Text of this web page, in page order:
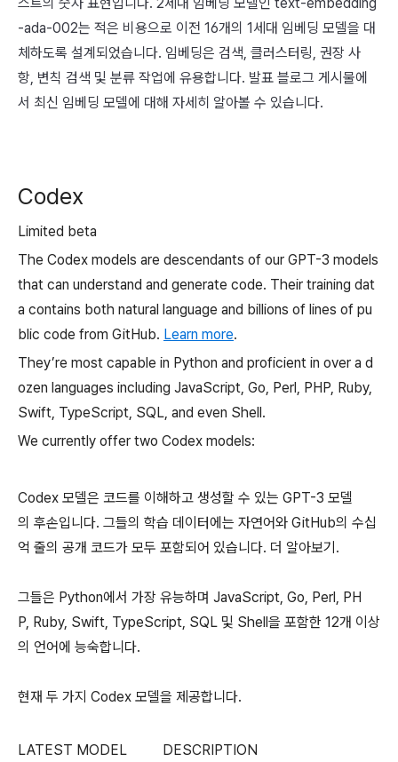
-ada-002는 적은 비용으로 이전 16개의 1세대 임베딩 모델을 대
체하도록 설계되었습니다. 임베딩은 검색, 클러스터링, 권장 사
항, 변칙 검색 및 분류 작업에 유용합니다. 발표 블로그 게시물에
서 최신 임베딩 모델에 대해 자세히 알아볼 수 있습니다.
Codex
Limited beta
The Codex models are descendants of our GPT-3 models
that can understand and generate code. Their training dat
a contains both natural language and billions of lines of pu
blic code from GitHub. Learn more.
They’re most capable in Python and proficient in over a d
ozen languages including JavaScript, Go, Perl, PHP, Ruby,
Swift, TypeScript, SQL, and even Shell.
We currently offer two Codex models:
Codex 모델은 코드를 이해하고 생성할 수 있는 GPT-3 모델
의 후손입니다. 그들의 학습 데이터에는 자연어와 GitHub의 수십
억 줄의 공개 코드가 모두 포함되어 있습니다. 더 알아보기.
그들은 Python에서 가장 유능하며 JavaScript, Go, Perl, PH
P, Ruby, Swift, TypeScript, SQL 및 Shell을 포함한 12개 이상
의 언어에 능숙합니다.
현재 두 가지 Codex 모델을 제공합니다.
LATEST MODEL DESCRIPTION